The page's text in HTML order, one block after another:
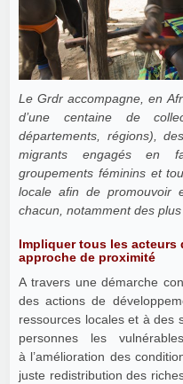
Le Grdr accompagne, en
d’une centaine de
départements, régions),
migrants engagés en
groupements féminins et
locale afin de promouvoir
chacun, notamment des plus
Impliquer tous les acteurs
approche de proximité
A travers une démarche
des actions de développement
ressources locales et à des
personnes les
à l’amélioration des
juste redistribution des